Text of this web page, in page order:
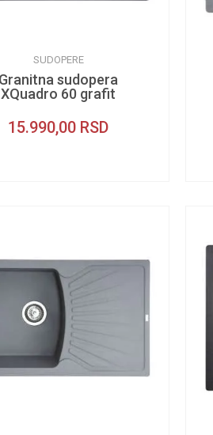
SUDOPERE
sudopera
XQuadro 60 grafit
15.990,00 RSD